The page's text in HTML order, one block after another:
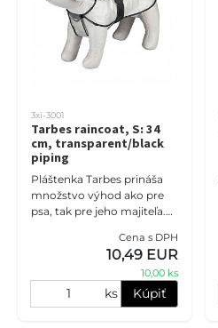
3xi-3001
Tarbes raincoat, S: 34
cm, transparent/black
piping
Pláštenka Tarbes prináša
množstvo výhod ako pre
psa, tak pre jeho majiteľa.
vychádza v ústrety ich
potrebám počas
Cena s DPH
10,49 EUR
10,00 ks
ks Kúpiť